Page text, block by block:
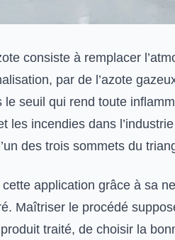
consiste à remplacer
par de l’azote
le seuil qui rend toute
les incendies dans
des trois sommets du
cette application grâce à sa
Maîtriser le procédé
traité, de choisir la